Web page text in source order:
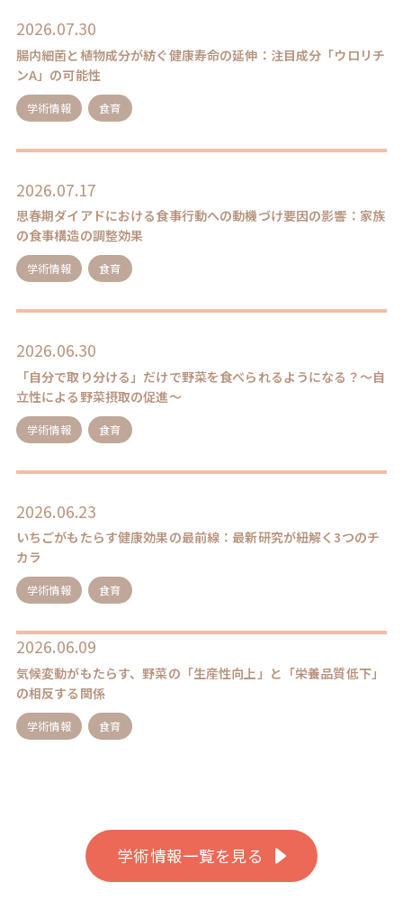
2026.07.30
腸内細菌と植物成分が紡ぐ健康寿命の延伸：注目成分「ウロリチ
ンA」の可能性
学術情報 食育
2026.07.17
思春期ダイアドにおける食事行動への動機づけ要因の影響：家族
の食事構造の調整効果
学術情報 食育
2026.06.30
「自分で取り分ける」だけで野菜を食べられるようになる？～自
立性による野菜摂取の促進～
学術情報 食育
2026.06.23
いちごがもたらす健康効果の最前線：最新研究が紐解く3つのチ
カラ
学術情報 食育
2026.06.09
気候変動がもたらす、野菜の「生産性向上」と「栄養品質低下」
の相反する関係
学術情報 食育
学術情報一覧を見る